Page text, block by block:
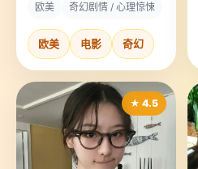
篇被剽窃的长文。
欧美 奇幻剧情 / 心理惊悚
欧美 电影 奇幻
★ 4.5